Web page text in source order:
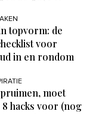
topvorm: de
voor
in en rondom
moet
hacks voor (nog